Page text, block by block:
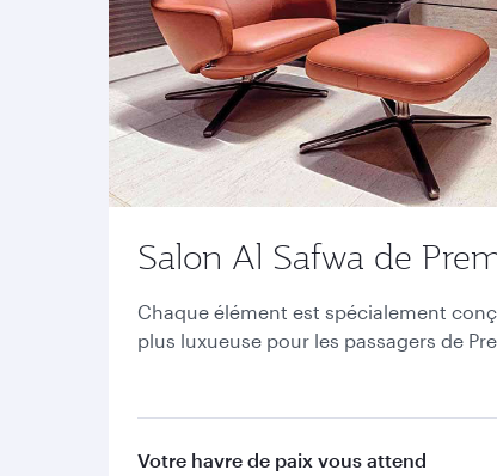
Salon Al Safwa de
Chaque élément est spécialement
plus luxueuse pour les passagers de
Votre havre de paix vous attend